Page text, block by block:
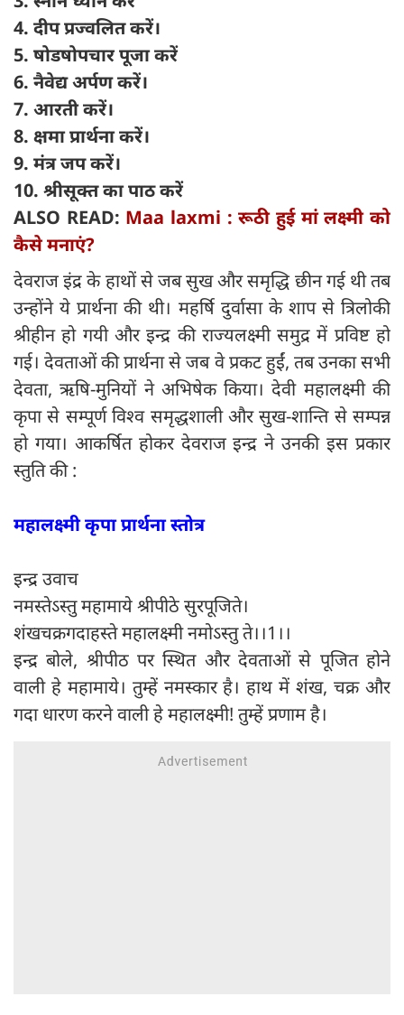
4. दीप प्रज्वलित करें।
5. षोडषोपचार पूजा करें
6. नैवेद्य अर्पण करें।
7. आरती करें।
8. क्षमा प्रार्थना करें।
9. मंत्र जप करें।
10. श्रीसूक्त का पाठ करें
ALSO READ: Maa laxmi : रूठी हुई मां लक्ष्मी को
कैसे मनाएं?
देवराज इंद्र के हाथों से जब सुख और समृद्धि छीन गई थी तब
उन्होंने ये प्रार्थना की थी। महर्षि दुर्वासा के शाप से त्रिलोकी
श्रीहीन हो गयी और इन्द्र की राज्यलक्ष्मी समुद्र में प्रविष्ट हो
गई। देवताओं की प्रार्थना से जब वे प्रकट हुईं, तब उनका सभी
देवता, ऋषि-मुनियों ने अभिषेक किया। देवी महालक्ष्मी की
कृपा से सम्पूर्ण विश्व समृद्धशाली और सुख-शान्ति से सम्पन्न
हो गया। आकर्षित होकर देवराज इन्द्र ने उनकी इस प्रकार
स्तुति की :
महालक्ष्मी कृपा प्रार्थना स्तोत्र
इन्द्र उवाच
नमस्तेऽस्तु महामाये श्रीपीठे सुरपूजिते।
शंखचक्रगदाहस्ते महालक्ष्मी नमोऽस्तु ते।।1।।
इन्द्र बोले, श्रीपीठ पर स्थित और देवताओं से पूजित होने
वाली हे महामाये। तुम्हें नमस्कार है। हाथ में शंख, चक्र और
गदा धारण करने वाली हे महालक्ष्मी! तुम्हें प्रणाम है।